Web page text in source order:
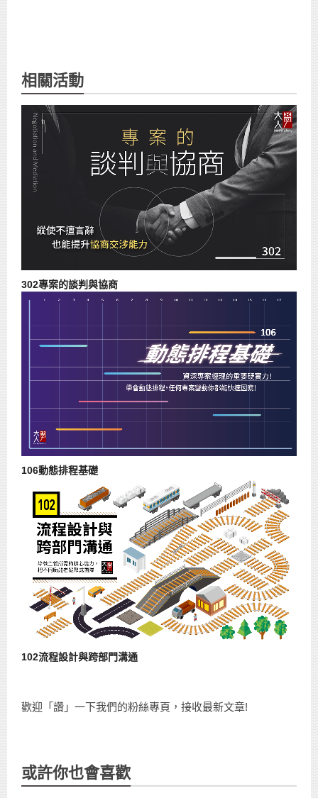
相關活動
302專案的談判與協商
106動態排程基礎
102流程設計與跨部門溝通
歡迎「讚」一下我們的粉絲專頁，接收最新文章!
或許你也會喜歡